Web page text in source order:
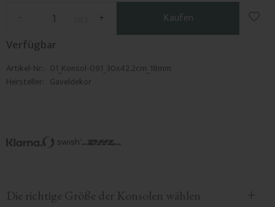
+
- Kaufen
Zu
Verfügbar
Artikel-Nr. 01_Konsol-091_30x42.2cm_18mm
Hersteller Gaveldekor
Die richtige Größe der Konsolen wählen